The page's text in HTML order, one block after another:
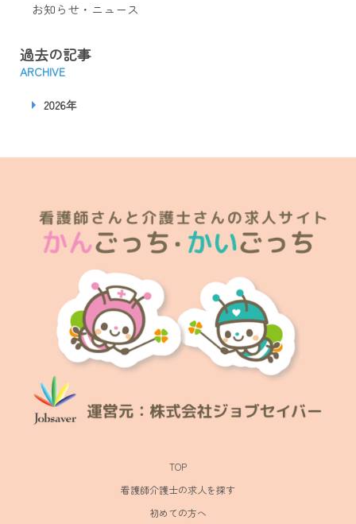
お知らせ・ニュース
過去の記事
ARCHIVE
2026年
TOP
看護師介護士の求人を探す
初めての方へ